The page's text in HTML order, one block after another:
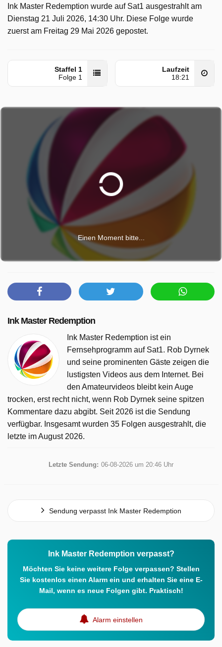
Ink Master Redemption wurde auf Sat1 ausgestrahlt am
Dienstag 21 Juli 2026, 14:30 Uhr. Diese Folge wurde
zuerst am Freitag 29 Mai 2026 gepostet.
Staffel 1
Folge 1
Laufzeit
18:21
Einen Moment bitte...
Ink Master Redemption
Ink Master Redemption ist ein
Fernsehprogramm auf Sat1. Rob Dyrnek
und seine prominenten Gäste zeigen die
lustigsten Videos aus dem Internet. Bei
den Amateurvideos bleibt kein Auge
trocken, erst recht nicht, wenn Rob Dyrnek seine spitzen
Kommentare dazu abgibt. Seit 2026 ist die Sendung
verfügbar. Insgesamt wurden 35 Folgen ausgestrahlt, die
letzte im August 2026.
Letzte Sendung: 06-08-2026 um 20:46 Uhr
Sendung verpasst Ink Master Redemption
Ink Master Redemption verpasst?
Möchten Sie keine weitere Folge verpassen? Stellen
Sie kostenlos einen Alarm ein und erhalten Sie eine E-
Mail, wenn es neue Folgen gibt. Praktisch!
Alarm einstellen